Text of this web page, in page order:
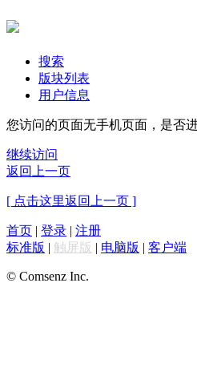
搜索
版块列表
用户信息
您访问的页面无手机页面，是否
继续访问
返回上一页
[ 点击这里返回上一页 ]
首页 | 登录 | 注册
标准版 | 触屏版 | 电脑版 | 客户端
© Comsenz Inc.